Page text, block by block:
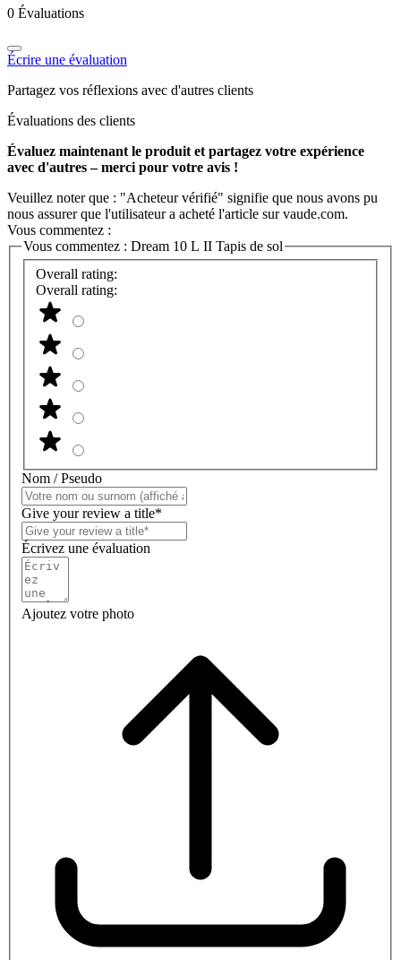
0 Évaluations
Écrire une évaluation
Partagez vos réflexions avec d'autres clients
Évaluations des clients
Évaluez maintenant le produit et partagez votre expérience
avec d'autres – merci pour votre avis !
Veuillez noter que : "Acheteur vérifié" signifie que nous avons pu
nous assurer que l'utilisateur a acheté l'article sur vaude.com.
Vous commentez :
Vous commentez : Dream 10 L II Tapis de sol
Overall rating:
Overall rating:
Nom / Pseudo
Give your review a title*
Écrivez une évaluation
Ajoutez votre photo